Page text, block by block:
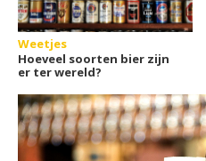
Weetjes
Hoeveel soorten bier zijn
er ter wereld?